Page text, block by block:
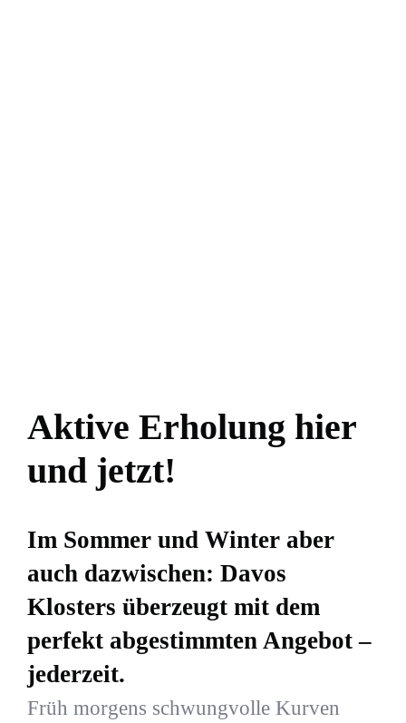
Aktive Erholung hier
und jetzt!
Im Sommer und Winter aber
auch dazwischen: Davos
Klosters überzeugt mit dem
perfekt abgestimmten Angebot –
jederzeit.
Früh morgens schwungvolle Kurven